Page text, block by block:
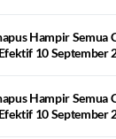
Hampir Semua
10 September
Hampir Semua
10 September